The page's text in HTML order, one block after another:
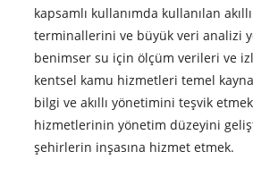
kapsamlı kullanımda kullanılan
terminallerini ve büyük veri analizi
benimser su için ölçüm verileri ve
kentsel kamu hizmetleri temel
bilgi ve akıllı yönetimini teşvik
hizmetlerinin yönetim düzeyini
şehirlerin inşasına hizmet etmek.